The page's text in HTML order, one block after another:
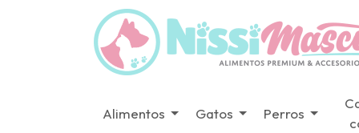
Alimentos Gatos Perros